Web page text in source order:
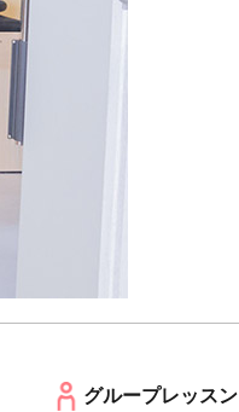
グループレッスン